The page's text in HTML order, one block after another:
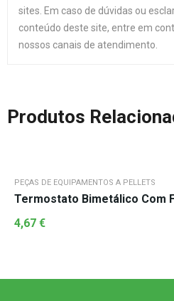
sites. Em caso de dúvidas ou
conteúdo deste site, entre em
nossos canais de atendimento.
Produtos
PEÇAS DE EQUIPAMENTOS A PELLETS
Termostato Bimetálico Com
4,67 €